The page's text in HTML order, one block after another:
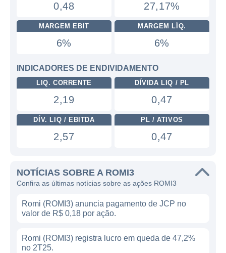
0,48 27,17%
MARGEM EBIT
6%
MARGEM LÍQ.
6%
INDICADORES DE ENDIVIDAMENTO
LIQ. CORRENTE
2,19
DÍVIDA LIQ / PL
0,47
DÍV. LIQ / EBITDA
2,57
PL / ATIVOS
0,47
NOTÍCIAS SOBRE A ROMI3
Confira as últimas notícias sobre as ações ROMI3
Romi (ROMI3) anuncia pagamento de JCP no
valor de R$ 0,18 por ação.
Romi (ROMI3) registra lucro em queda de 47,2%
no 2T25.